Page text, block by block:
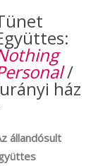
/
ház
állandósult